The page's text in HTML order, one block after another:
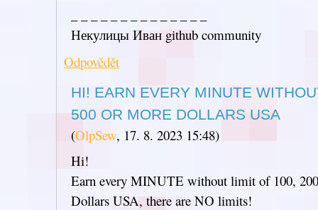
Некулицы Иван github community
Odpovědět
HI! EARN EVERY MINUTE
500 OR MORE DOLLARS USA
(OlpSew, 17. 8. 2023 15:48)
Hi!
Earn every MINUTE without limit of 100,
Dollars USA, there are NO limits!